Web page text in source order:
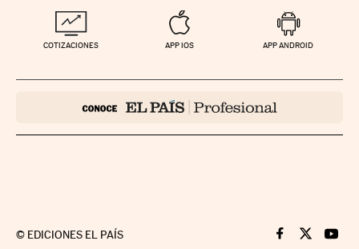
COTIZACIONES APP IOS APP ANDROID
© EDICIONES EL PAÍS Cinco Días en
Cinco Días
Cinco